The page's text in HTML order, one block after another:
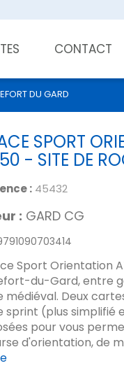
CONTACT
DU GARD
SPORT
- SITE DE
: 45432
: GARD CG
Sport Orientation
du-Gard, entre
médiéval. Deux
sprint (plus simplifié
pour vous
d'orientation, de